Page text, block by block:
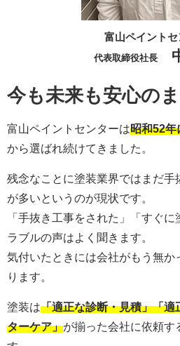
富山ペイント
代表取締役社長
今も未来も安心の
富山ペイントセンターは昭和52年
から選ばれ続けてきました。
残念なことに塗装業界ではまだ手
が多いというのが現状です。
「手抜き工事をされた」「すぐ
ラブルの声はよく聞きます。
気付いたときには会社がもう無か
ります。
塗装は「適正な診断・見積」「適
ターケア」が揃った会社に依頼す